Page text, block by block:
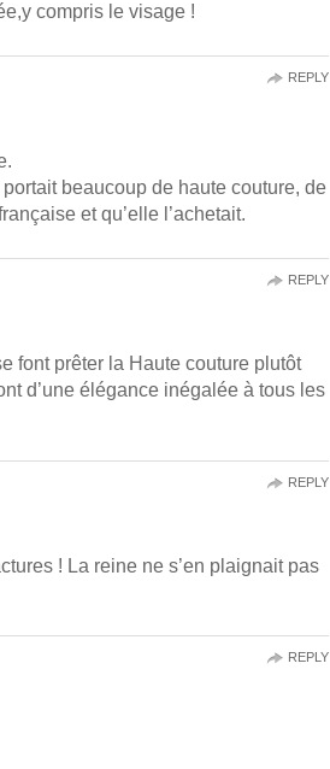
compris le visage !
beaucoup de haute couture, de
et qu’elle l’achetait.
REPLY
font prêter la Haute couture plutôt
d’une élégance inégalée à tous les
REPLY
! La reine ne s’en plaignait pas
REPLY
REPLY